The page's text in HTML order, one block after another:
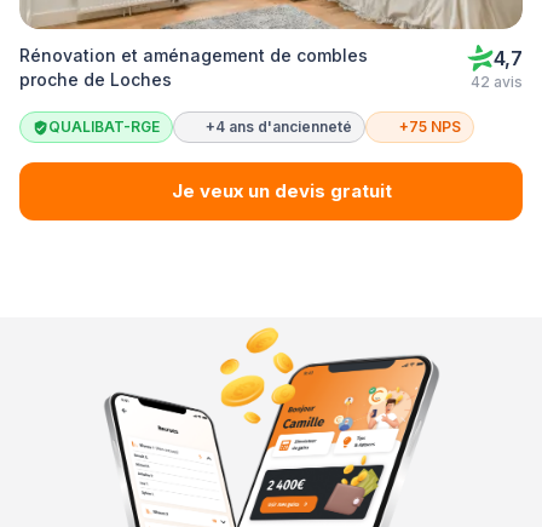
Rénovation et aménagement de combles
proche de Loches
4,7
42 avis
QUALIBAT-RGE +4 ans d'ancienneté +75 NPS
Je veux un devis gratuit